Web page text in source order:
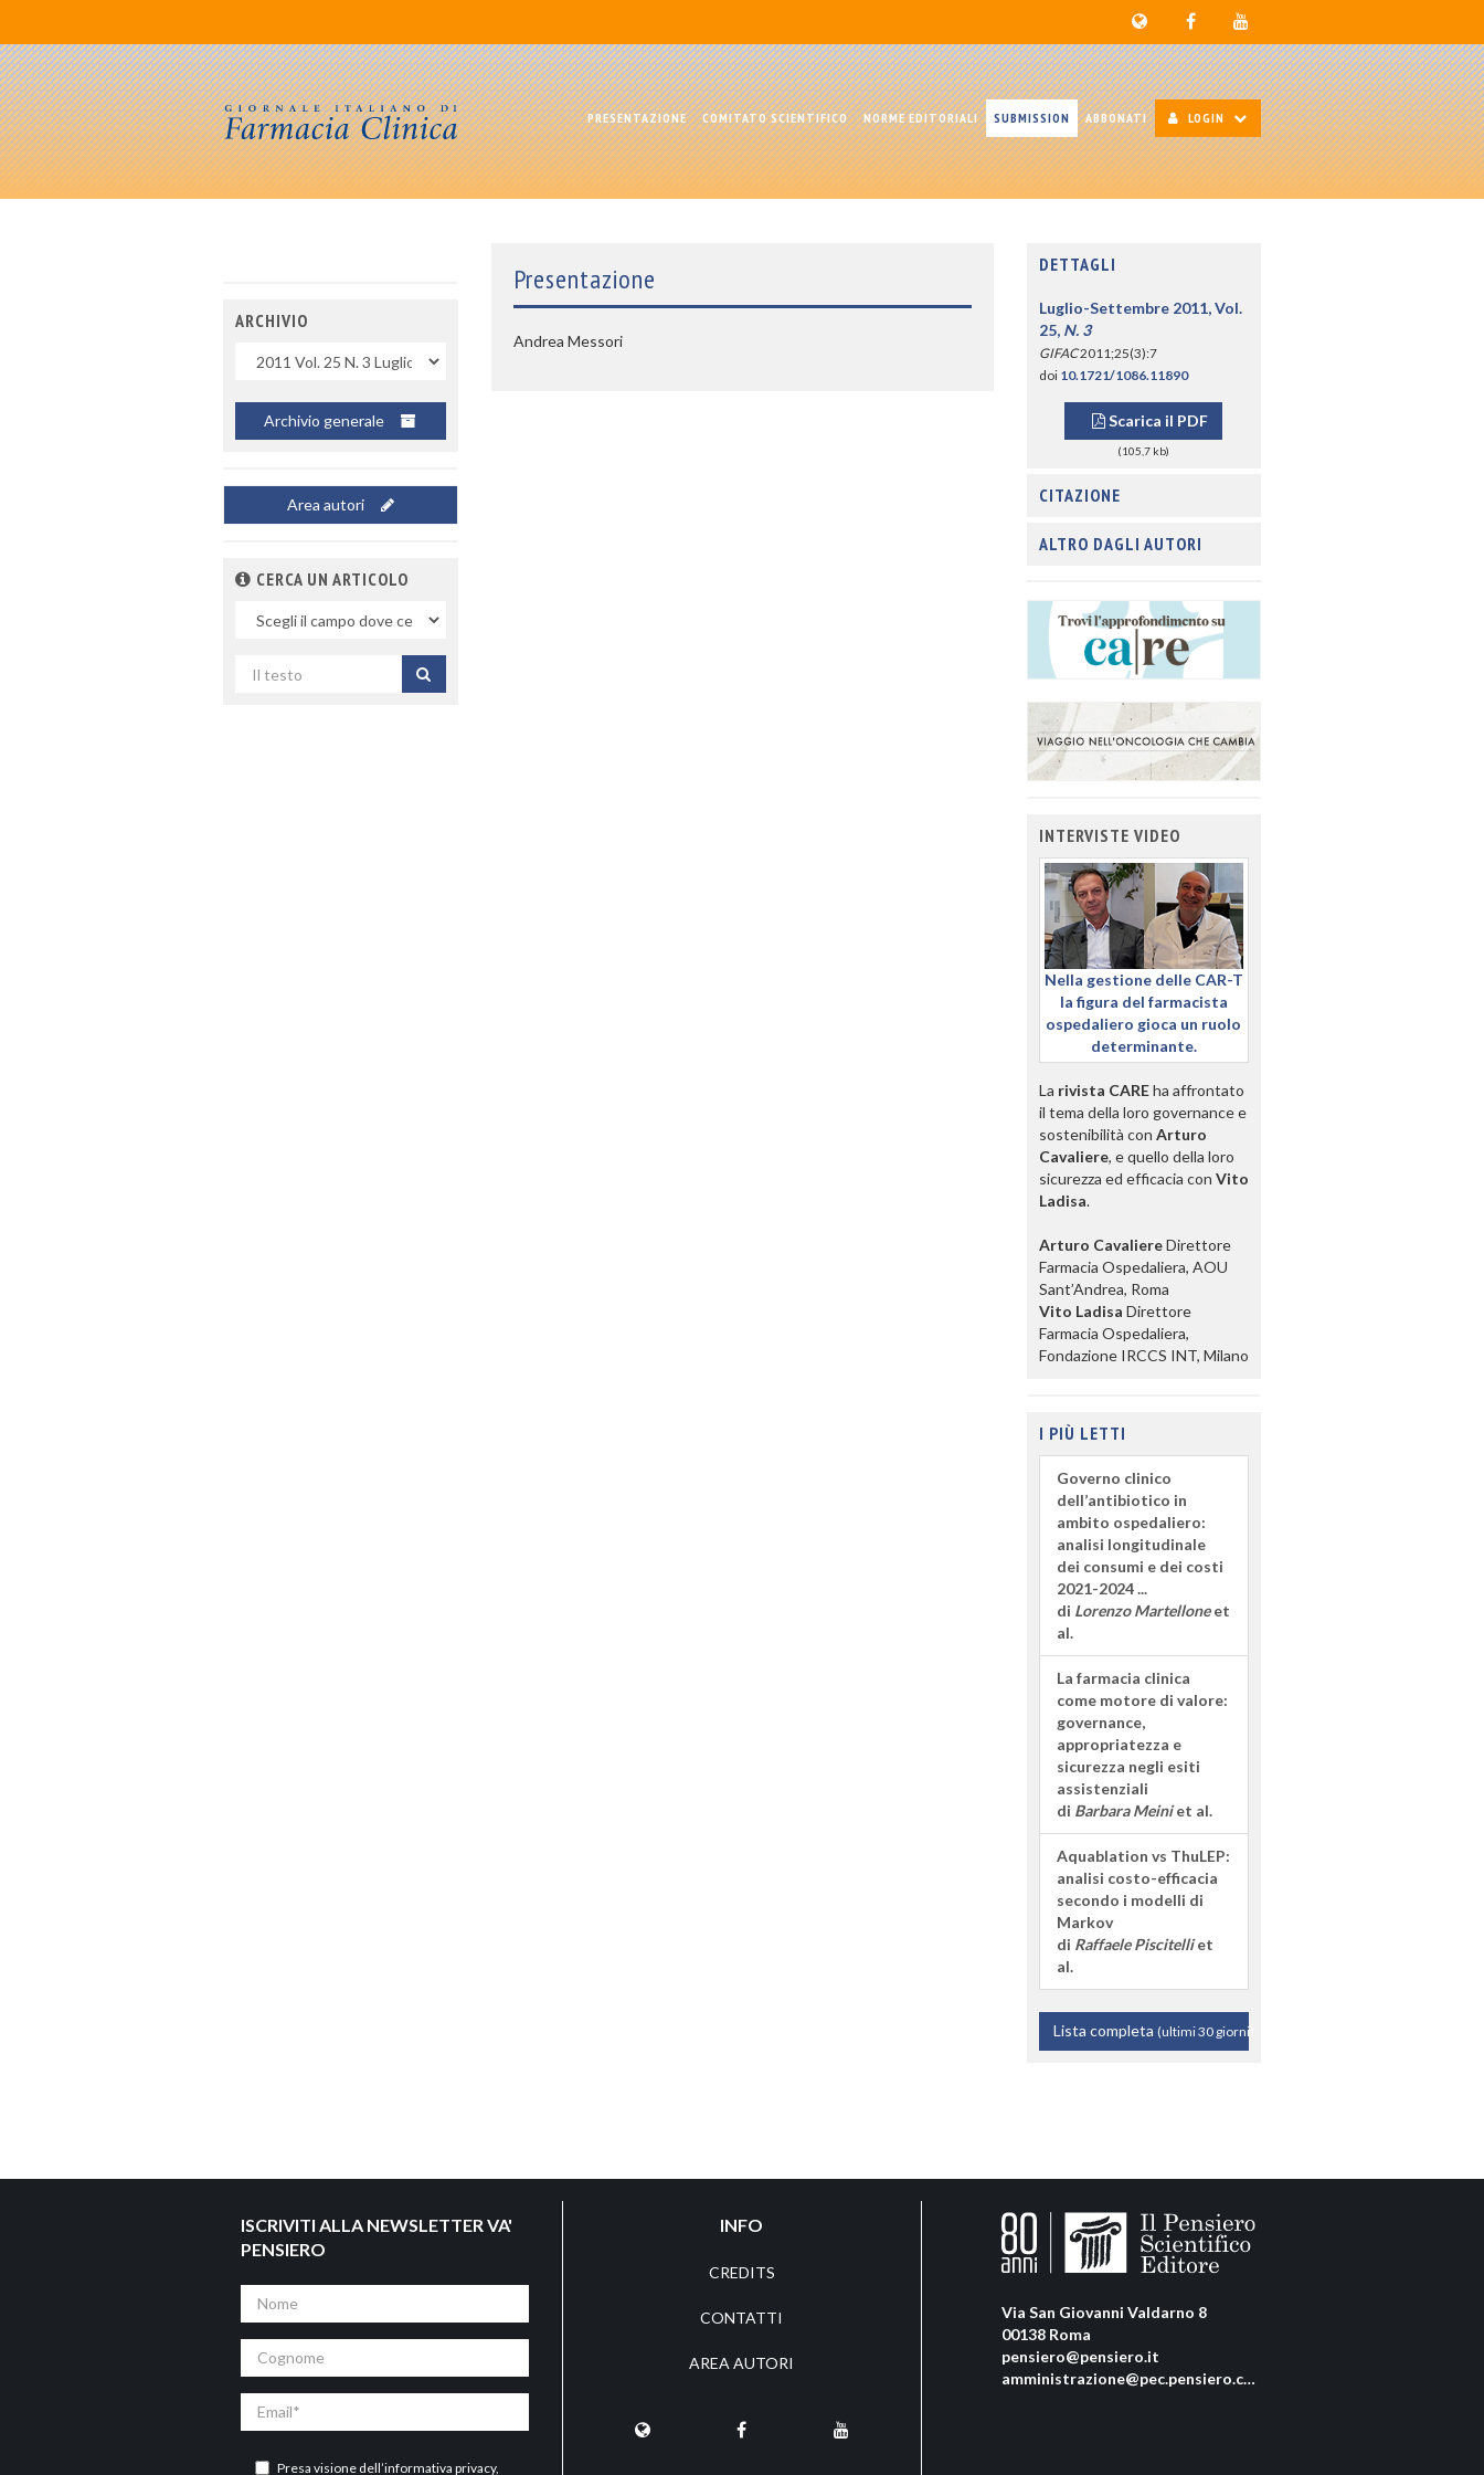
PRESENTAZIONE COMITATO SCIENTIFICO NORME EDITORIALI SUBMISSION ABBONATI LOGIN
Presentazione
Andrea Messori
ARCHIVIO
Archivio generale
Area autori
CERCA UN ARTICOLO
campo
per
DETTAGLI
Luglio-Settembre 2011, Vol.
25, N. 3
GIFAC2011;25(3):7
doi 10.1721/1086.11890
Scarica il PDF
(105,7 kb)
CITAZIONE
ALTRO DAGLI AUTORI
INTERVISTE VIDEO
Nella gestione delle CAR-T
la figura del farmacista
ospedaliero gioca un ruolo
determinante.
La rivista CAREha affrontato
il tema della loro governance e
sostenibilità con Arturo
Cavaliere, e quello della loro
sicurezza ed efficacia con Vito
Ladisa.
Arturo CavaliereDirettore
Farmacia Ospedaliera, AOU
Sant’Andrea, Roma
Vito Ladisa Direttore
Farmacia Ospedaliera,
Fondazione IRCCS INT, Milano
I PIÙ LETTI
Governo clinico
dell’antibiotico in
ambito ospedaliero:
analisi longitudinale
dei consumi e dei costi
2021-2024 ...
di Lorenzo Martelloneet
al.
La farmacia clinica
come motore di valore:
governance,
appropriatezza e
sicurezza negli esiti
assistenziali
di Barbara Meiniet al.
Aquablation vs ThuLEP:
analisi costo-efficacia
secondo i modelli di
Markov
di Raffaele Piscitelliet
al.
Lista completa (ultimi 30 giorni)
ISCRIVITI ALLA NEWSLETTER VA'
PENSIERO
Nome
Cognome
Email
Presa visione dell’informativa privacy,
INFO
CREDITS
CONTATTI
AREA AUTORI
Via San Giovanni Valdarno 8
00138 Roma
pensiero@pensiero.it
amministrazione@pec.pensiero.com